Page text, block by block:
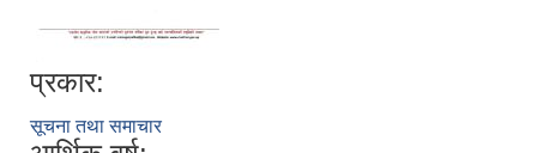
प्रकार:
सूचना तथा समाचार